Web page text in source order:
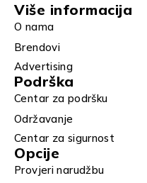
Više informacija
O nama
Brendovi
Advertising
Podrška
Centar za podršku
Održavanje
Centar za sigurnost
Opcije
Provjeri narudžbu